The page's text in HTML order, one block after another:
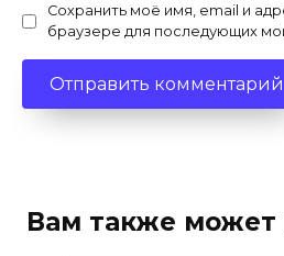
Сохранить моё имя, email и
браузере для последующих
Вам также может